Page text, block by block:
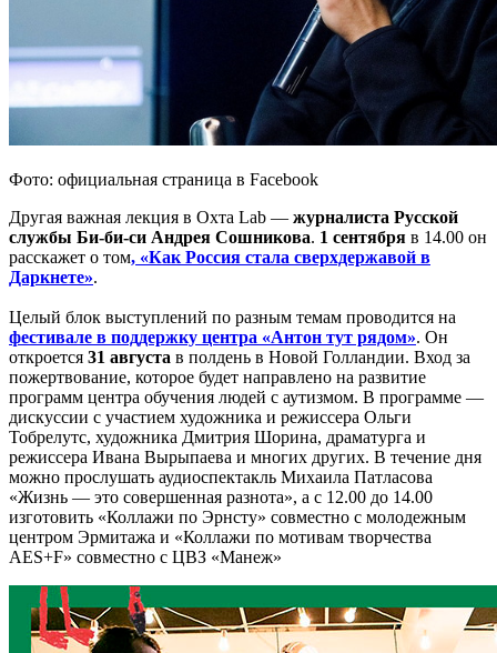
Фото: официальная страница в Facebook
Другая важная лекция в Охта Lab — журналиста Русской
службы Би-би-си Андрея Сошникова. 1 сентября в 14.00 он
расскажет о том, «Как Россия стала сверхдержавой в
Даркнете».
Целый блок выступлений по разным темам проводится на
фестивале в поддержку центра «Антон тут рядом». Он
откроется 31 августа в полдень в Новой Голландии. Вход за
пожертвование, которое будет направлено на развитие
программ центра обучения людей с аутизмом. В программе —
дискуссии с участием художника и режиссера Ольги
Тобрелутс, художника Дмитрия Шорина, драматурга и
режиссера Ивана Вырыпаева и многих других. В течение дня
можно прослушать аудиоспектакль Михаила Патласова
«Жизнь — это совершенная разнота», а с 12.00 до 14.00
изготовить «Коллажи по Эрнсту» совместно с молодежным
центром Эрмитажа и «Коллажи по мотивам творчества
AES+F» совместно с ЦВЗ «Манеж»